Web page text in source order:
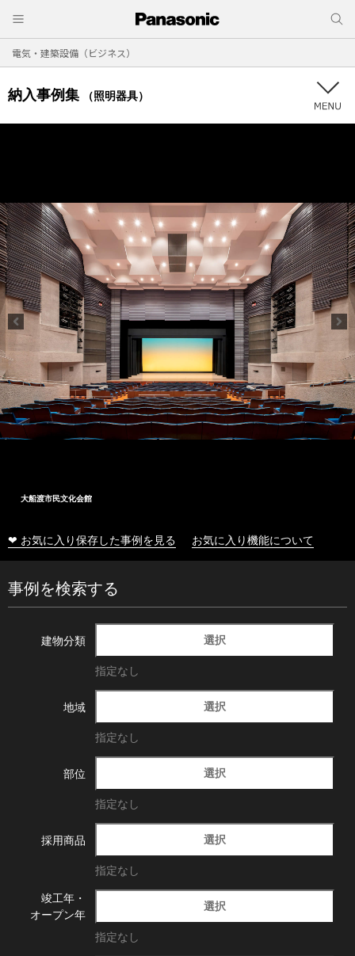
電気・建築設備（ビジネス）
納入事例集 （照明器具）
大船渡市民文化会館
❤ お気に入り保存した事例を見る お気に入り機能について
事例を検索する
建物分類 選択
指定なし
地域 選択
指定なし
部位 選択
指定なし
採用商品 選択
指定なし
竣工年・
オープン年
選択
指定なし